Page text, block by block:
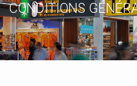
CONDITIONS